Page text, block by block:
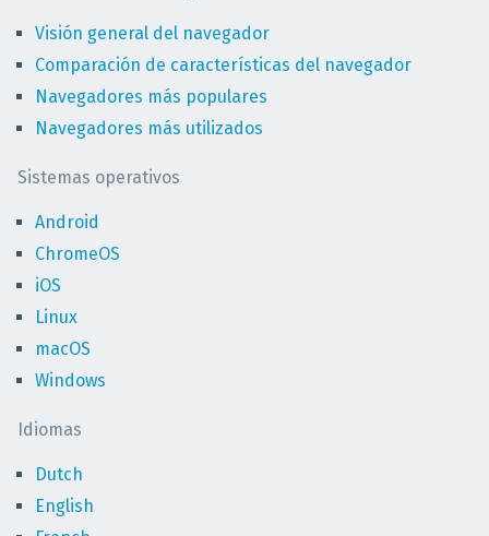
Visión general del navegador
Comparación de características del navegador
Navegadores más populares
Navegadores más utilizados
Sistemas operativos
Android
ChromeOS
iOS
Linux
macOS
Windows
Idiomas
Dutch
English